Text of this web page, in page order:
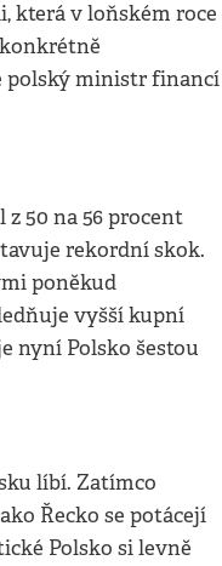
která v loňském roce
polský ministr financí
z 50 na 56 procent
rekordní skok.
poněkud
vyšší kupní
nyní Polsko šestou
líbí. Zatímco
Řecko se potácejí
Polsko si levně